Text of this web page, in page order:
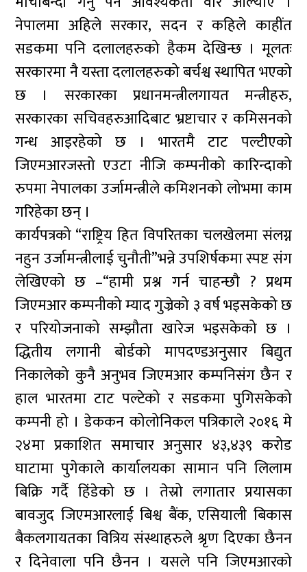
नेपालमा अहिले सरकार, सदन र कहिले काहींत
सडकमा पनि दलालहरुको हैकम देखिन्छ । मूलतः
सरकारमा नै यस्ता दलालहरुको बर्चश्व स्थापित भएको
छ । सरकारका प्रधानमन्त्रीलगायत मन्त्रीहरु,
सरकारका सचिवहरुआदिबाट भ्रष्टाचार र कमिसनको
गन्ध आइरहेको छ । भारतमै टाट पल्टीएको
जिएमआरजस्तो एउटा नीजि कम्पनीको कारिन्दाको
रुपमा नेपालका उर्जामन्त्रीले कमिशनको लोभमा काम
गरिहेका छन् ।
कार्यपत्रको “राष्ट्रिय हित विपरितका चलखेलमा संलग्न
नहुन उर्जामन्त्रीलाई चुनौती”भन्ने उपशिर्षकमा स्पष्ट संग
लेखिएको छ –“हामी प्रश्न गर्न चाहन्छौ ? प्रथम
जिएमआर कम्पनीको म्याद गुज्रेको ३ वर्ष भइसकेको छ
र परियोजनाको सम्झौता खारेज भइसकेको छ ।
द्धितीय लगानी बोर्डको मापदण्डअनुसार बिद्युत
निकालेको कुनै अनुभव जिएमआर कम्पनिसंग छैन र
हाल भारतमा टाट पल्टेको र सडकमा पुगिसकेको
कम्पनी हो । डेककन कोलोनिकल पत्रिकाले २०१६ मे
२४मा प्रकाशित समाचार अनुसार ४३,४३९ करोड
घाटामा पुगेकाले कार्यालयका सामान पनि लिलाम
बिक्रि गर्दै हिंडेको छ । तेस्रो लगातार प्रयासका
बावजुद जिएमआरलाई बिश्व बैंक, एसियाली बिकास
बैकलगायतका वित्रिय संस्थाहरुले श्रृण दिएका छैनन
र दिनेवाला पनि छैनन । यसले पनि जिएमआरको